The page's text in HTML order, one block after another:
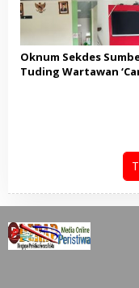
Oknum Sekdes
Tuding Wartawan